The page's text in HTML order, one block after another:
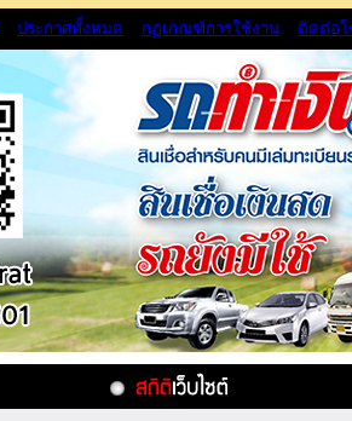
ประกาศทั้งหมด กฏเกณฑ์การใช้งาน ติดต่อ